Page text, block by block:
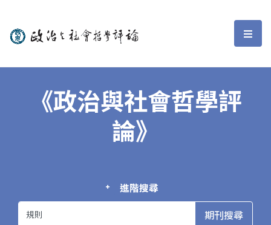
政治與社會哲學評論 選
《政治與社會哲學評
論》
進階搜尋